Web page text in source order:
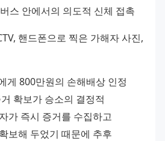
스 안에서의 의도적 신체 접촉
핸드폰으로 찍은 가해자 사진,
게 800만원의 손해배상 인정
확보가 승소의 결정적
가 즉시 증거를 수집하고
보해 두었기 때문에 추후